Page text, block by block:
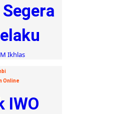
Ikhlas
Online
IWO